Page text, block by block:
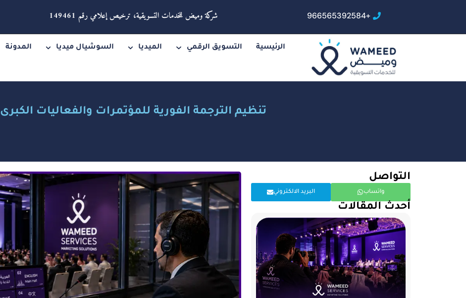
+966565392584 شركة وميض للخدمات التسويقية، ترخيص إعلامي رقم 149461
الرئيسية التسويق الرقمي الميديا السوشيال ميديا المدونة
تنظيم الترجمة الفورية للمؤتمرات والفعاليات الكبرى
التواصل
واتساب البريد الالكتروني
أحدث المقالات